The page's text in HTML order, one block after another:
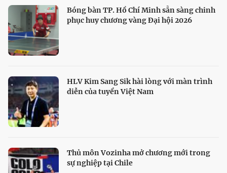
Bóng bàn TP. Hồ Chí Minh sẵn sàng chinh
phục huy chương vàng Đại hội 2026
HLV Kim Sang Sik hài lòng với màn trình
diễn của tuyển Việt Nam
Thủ môn Vozinha mở chương mới trong
sự nghiệp tại Chile